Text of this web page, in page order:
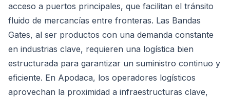
acceso a puertos principales, que facilitan el tránsito
fluido de mercancías entre fronteras. Las Bandas
Gates, al ser productos con una demanda constante
en industrias clave, requieren una logística bien
estructurada para garantizar un suministro continuo y
eficiente. En Apodaca, los operadores logísticos
aprovechan la proximidad a infraestructuras clave,